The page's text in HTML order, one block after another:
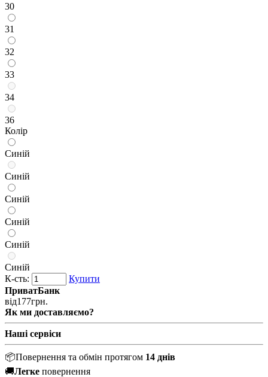
30
31
32
33
34
36
Колір
Синій
Синій
Синій
Синій
Синій
Синій
К-сть:
Купити
ПриватБанк
від177грн.
Як ми доставляємо?
Наші сервіси
📦Повернення та обмін протягом 14 днів
🚚Легке повернення